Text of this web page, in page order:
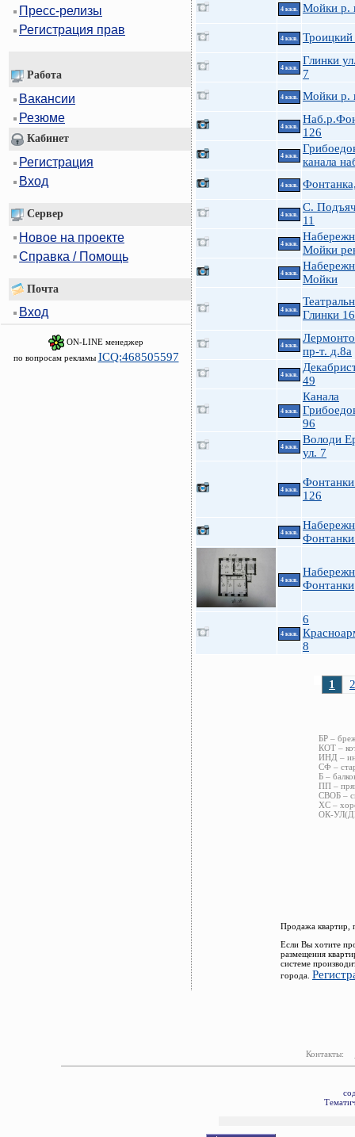
Пресс-релизы
Регистрация прав
Работа
Вакансии
Резюме
Кабинет
Регистрация
Вход
Сервер
Новое на проекте
Справка / Помощь
Почта
Вход
ON-LINE менеджер
по вопросам рекламы ICQ:468505597
4 ккв. Мойки р.
4 ккв.
4 ккв.
Глинки
7
4 ккв. Мойки р.
4 ккв.
126
4 ккв.
канала
4 ккв.
4 ккв.
С.
11
4 ккв.
Мойки
4 ккв.
Мойки
4 ккв.
Глинки
4 ккв.
пр-т. д.8а
4 ккв.
49
4 ккв.
Канала
96
4 ккв.
Володи
ул. 7
4 ккв.
126
4 ккв.
4 ккв.
Фонтанки
4 ккв.
6
8
1 2
БР –
КОТ –
ИНД –
СФ –
Б –
ПП –
СВОБ –
ХС –
ОК-
Продажа квартир,
Если Вы хотите
размещения
системе
города.
Контакты: